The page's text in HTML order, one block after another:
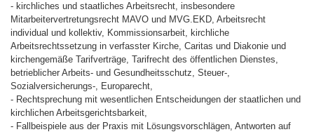
- kirchliches und staatliches Arbeitsrecht, insbesondere
Mitarbeitervertretungsrecht MAVO und MVG.EKD, Arbeitsrecht
individual und kollektiv, Kommissionsarbeit, kirchliche
Arbeitsrechtssetzung in verfasster Kirche, Caritas und Diakonie und
kirchengemäße Tarifverträge, Tarifrecht des öffentlichen Dienstes,
betrieblicher Arbeits- und Gesundheitsschutz, Steuer-,
Sozialversicherungs-, Europarecht,
- Rechtsprechung mit wesentlichen Entscheidungen der staatlichen und
kirchlichen Arbeitsgerichtsbarkeit,
- Fallbeispiele aus der Praxis mit Lösungsvorschlägen, Antworten auf